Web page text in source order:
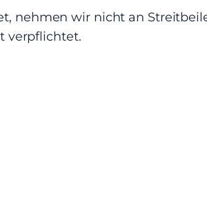
nehmen wir nicht an
verpflichtet.